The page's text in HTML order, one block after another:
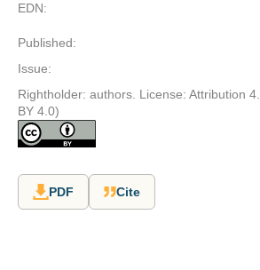
EDN:
Published:
Issue:
Rightholder: authors. License: Attribution
BY 4.0)
PDF Cite